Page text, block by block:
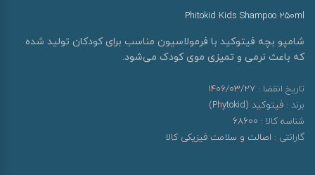
Phitokid Kids Shampoo 250ml
شامپو بچه فیتوکید با فرمولاسیون مناسب برای کودکان تولید شده
که باعث نرمی و تمیزی موی کودک می‌شود.
تاریخ انقضا : 1406/03/27
برند : فیتوکید (Phytokid)
شناسه کالا : 68600
گارانتی : اصالت و سلامت فیزیکی کالا